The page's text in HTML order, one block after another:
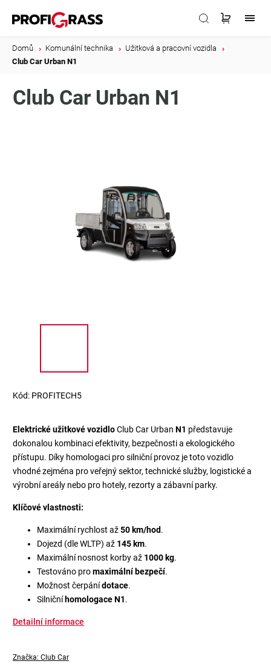
Domů Komunální technika Užitková a pracovní vozidla
Club Car Urban N1
Club Car Urban N1
Kód: PROFITECH5
Elektrické užitkové vozidloClub Car Urban N1 představuje
dokonalou kombinaci efektivity, bezpečnosti a ekologického
přístupu. Díky homologaci pro silniční provoz je toto vozidlo
vhodné zejména pro veřejný sektor, technické služby, logistické a
výrobní areály nebo pro hotely, rezorty a zábavní parky.
Klíčové vlastnosti:
Maximální rychlost až50 km/hod.
Dojezd (dle WLTP) až 145km.
Maximální nosnost korby až 1000 kg.
Testováno promaximální bezpečí.
Možnost čerpánídotace.
Silničníhomologace N1.
Detailní informace
Značka: Club Car